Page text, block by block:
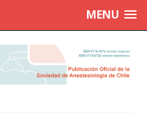
MENU